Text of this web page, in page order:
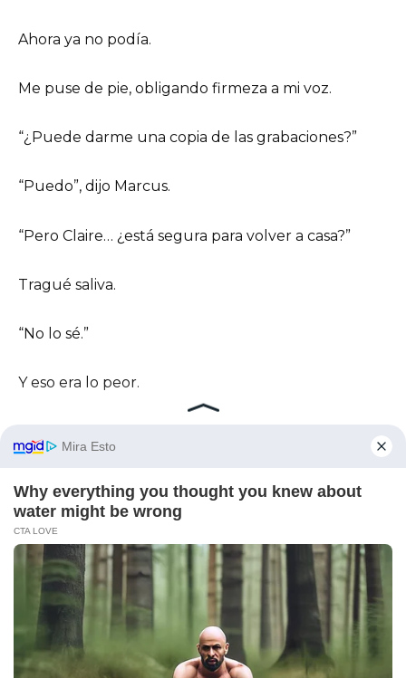
Ahora ya no podía.
Me puse de pie, obligando firmeza a mi voz.
“¿Puede darme una copia de las grabaciones?”
“Puedo”, dijo Marcus.
“Pero Claire… ¿está segura para volver a casa?”
Tragué saliva.
“No lo sé.”
Y eso era lo peor.
supermercado cercano y me quedé sentada con
el motor apagado, el sobre en mi regazo, mi bolso a
mi lado como si de pronto se hubiera convertido
en un extraño.
Miré la foto de contacto de Ethan en mi teléfono
— su sonrisa fácil, la que antes confiaba sin